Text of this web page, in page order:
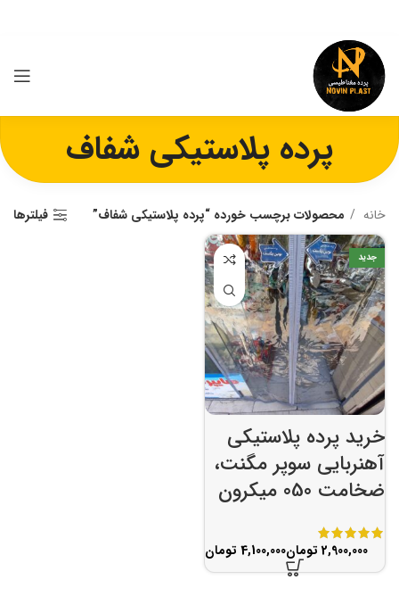
پرده پلاستیکی شفاف
خانه محصولات برچسب خورده “پرده پلاستیکی شفاف” فیلترها
جدید
خرید پرده پلاستیکی
آهنربایی سوپر مگنت،
ضخامت 050 میکرون
تومان تومان